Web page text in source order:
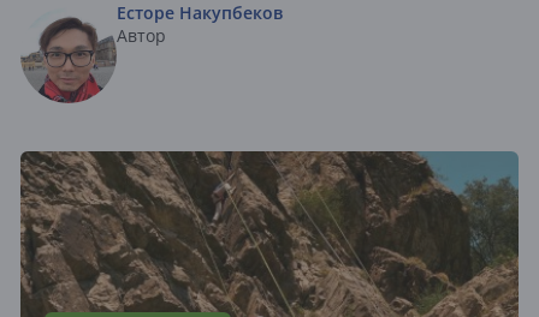
Есторе Накупбеков
Автор